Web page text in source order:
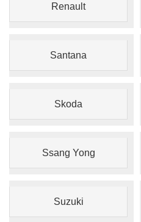
Renault
Santana
Skoda
Ssang Yong
Suzuki